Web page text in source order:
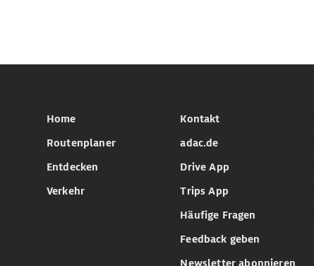
Home
Routenplaner
Entdecken
Verkehr
Kontakt
adac.de
Drive App
Trips App
Häufige Fragen
Feedback geben
Newsletter abonnieren